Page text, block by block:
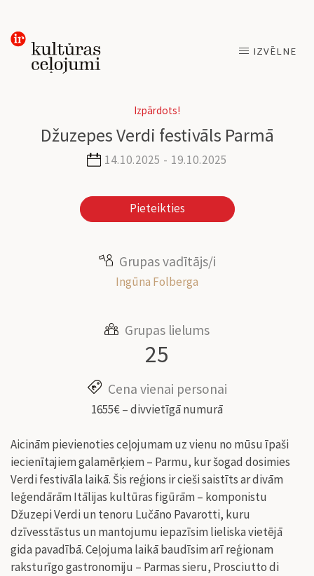
Skip
content
IZVĒLNE
Izpārdots!
Džuzepes Verdi festivāls Parmā
14.10.2025 - 19.10.2025
Pieteikties
Grupas vadītājs/i
Ingūna Folberga
Grupas lielums
25
Cena vienai personai
1655€ – divvietīgā numurā
Aicinām pievienoties ceļojumam uz vienu no mūsu īpaši
iecienītajiem galamērķiem – Parmu, kur šogad dosimies
Verdi festivāla laikā. Šis reģions ir cieši saistīts ar divām
leģendārām Itālijas kultūras figūrām – komponistu
Džuzepi Verdi un tenoru Lučāno Pavarotti, kuru
dzīvesstāstus un mantojumu iepazīsim lieliska vietējā
gida pavadībā. Ceļojuma laikā baudīsim arī reģionam
raksturīgo gastronomiju – Parmas sieru, Prosciutto di